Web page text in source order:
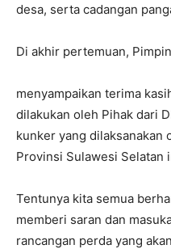
desa, serta cadangan
Di akhir pertemuan,
menyampaikan terima
dilakukan oleh Pihak dari
kunker yang dilaksanakan
Provinsi Sulawesi Selatan
Tentunya kita semua
memberi saran dan
rancangan perda yang